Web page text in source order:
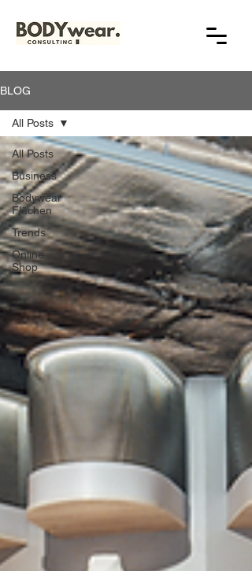
BLOG
All Posts
Business
Bodywear
Flächen
Trends
Online
Shop
All Posts